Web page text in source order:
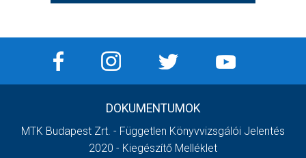
DOKUMENTUMOK
MTK Budapest Zrt. - Független Könyvvizsgálói Jelentés
2020 - Kiegészítő Melléklet